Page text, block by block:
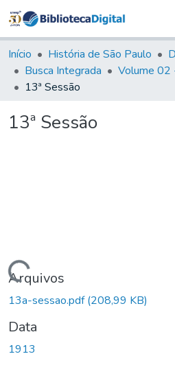
&
Tudo na
Início História de São Paulo
Busca Integrada
13ª Sessão
13ª Sessão
Carregando...
Arquivos
13a-sessao.pdf(208,99 KB)
Data
1913